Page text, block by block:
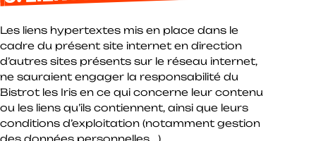
Les liens hypertextes mis en place dans le
cadre du présent site internet en direction
d’autres sites présents sur le réseau internet,
ne sauraient engager la responsabilité du
Bistrot les Iris en ce qui concerne leur contenu
ou les liens qu’ils contiennent, ainsi que leurs
conditions d’exploitation (notamment gestion
des données personnelles,…).